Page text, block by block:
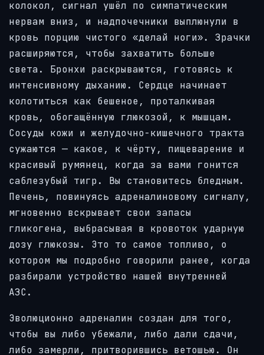
колокол, сигнал ушёл по симпатическим
нервам вниз, и надпочечники выплюнули в
кровь порцию чистого «делай ноги». Зрачки
расширяются, чтобы захватить больше
света. Бронхи раскрываются, готовясь к
интенсивному дыханию. Сердце начинает
колотиться как бешеное, проталкивая
кровь, обогащённую глюкозой, к мышцам.
Сосуды кожи и желудочно-кишечного тракта
сужаются — какое, к чёрту, пищеварение и
красивый румянец, когда за вами гонится
саблезубый тигр. Вы становитесь бледным.
Печень, повинуясь адреналиновому сигналу,
мгновенно вскрывает свои запасы
гликогена, выбрасывая в кровоток ударную
дозу глюкозы. Это то самое топливо, о
котором мы подробно говорили ранее, когда
разбирали устройство нашей внутренней
АЗС.
Эволюционно адреналин создан для того,
чтобы вы либо убежали, либо дали сдачи,
либо замерли, притворившись ветошью. Он